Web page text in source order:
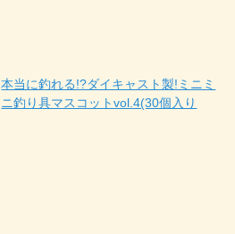
本当に釣れる!?ダイキャスト製!ミニミ
ニ釣り具マスコットvol.4(30個入り